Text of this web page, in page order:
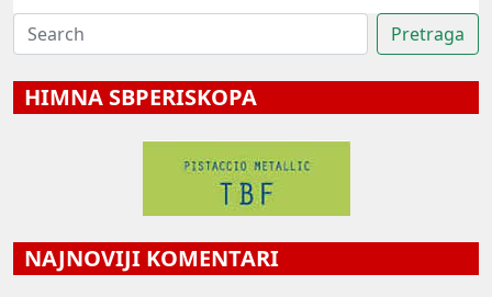
HIMNA SBPERISKOPA
NAJNOVIJI KOMENTARI